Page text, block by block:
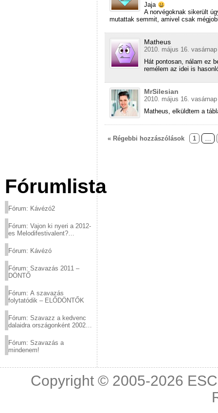
Fórumlista
Fórum: Kávézó2
Fórum: Vajon ki nyeri a 2012-
es Melodifestivalent?
Fórum: Kávézó
Fórum: Szavazás 2011 –
DÖNTŐ
Fórum: A szavazás
folytatódik – ELŐDÖNTŐK
Fórum: Szavazz a kedvenc
dalaidra országonként 2002
Fórum: Szavazás a
mindenem!
Jaja
A norvégoknak sikerült
mutattak semmit, amivel csak
Matheus
2010. május 16.
Hát pontosan, nálam ez
remélem az idei is
MrSilesian
2010. május 16.
Matheus, elküldtem a
« Régebbi hozzászólások 1 …
Copyright © 2005-2026